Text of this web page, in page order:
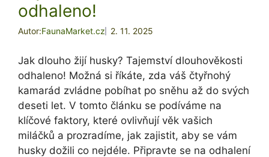
odhaleno!
Autor:FaunaMarket.cz 2. 11. 2025
Jak dlouho žijí husky? Tajemství dlouhověkosti
odhaleno! Možná si říkáte, zda váš čtyřnohý
kamarád zvládne pobíhat po sněhu až do svých
deseti let. V tomto článku se podíváme na
klíčové faktory, které ovlivňují věk vašich
miláčků a prozradíme, jak zajistit, aby se vám
husky dožili co nejdéle. Připravte se na odhalení